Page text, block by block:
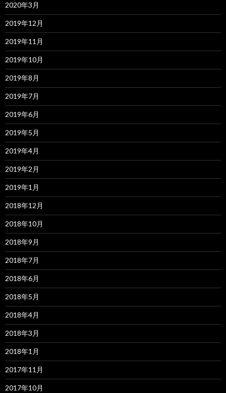
2020年3月
2019年12月
2019年11月
2019年10月
2019年8月
2019年7月
2019年6月
2019年5月
2019年4月
2019年2月
2019年1月
2018年12月
2018年10月
2018年9月
2018年7月
2018年6月
2018年5月
2018年4月
2018年3月
2018年1月
2017年11月
2017年10月